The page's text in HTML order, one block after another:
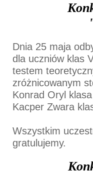
Dnia 25 maja
dla uczniów klas
testem
zróżnicowanym
Konrad Oryl
Kacper Zwara
Wszystkim
gratulujemy.